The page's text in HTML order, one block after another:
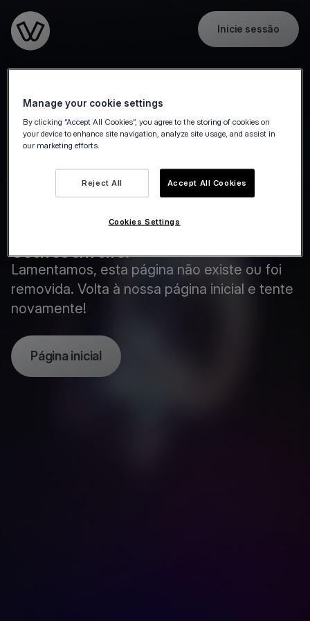
Inicie sessão
Ocorreu um erro.
Lamentamos, esta página não existe ou foi
removida. Volta à nossa página inicial e tente
novamente!
Página inicial
Manage your cookie settings
By clicking “Accept All Cookies”, you agree to the storing of cookies on
your device to enhance site navigation, analyze site usage, and assist in
our marketing efforts.
Reject All Accept All Cookies
Cookies Settings